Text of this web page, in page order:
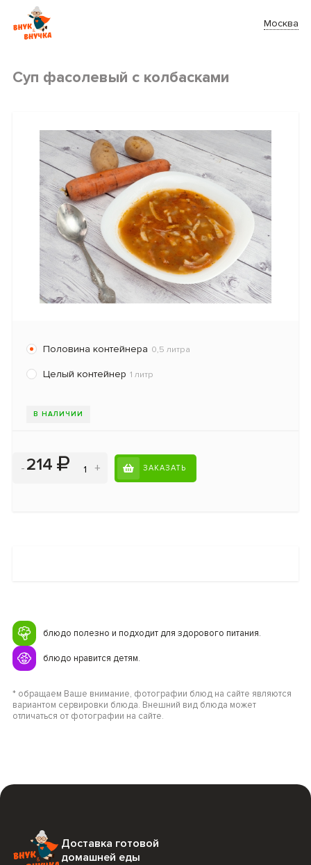
Москва
Суп фасолевый с колбасками
Половина контейнера 0,5 литра
Целый контейнер 1 литр
В НАЛИЧИИ
- 214 + ЗАКАЗАТЬ
блюдо полезно и подходит для здорового питания.
блюдо нравится детям.
* обращаем Ваше внимание, фотографии блюд на сайте являются
вариантом сервировки блюда. Внешний вид блюда может
отличаться от фотографии на сайте.
Доставка готовой
домашней еды